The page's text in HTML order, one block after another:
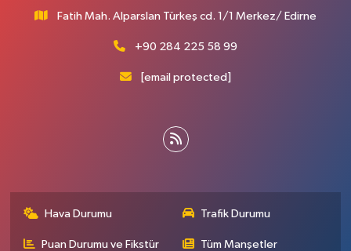
Fatih Mah. Alparslan Türkeş cd. 1/1 Merkez/ Edirne
+90 284 225 58 99
[email protected]
Hava Durumu Trafik Durumu
Puan Durumu ve Fikstür Tüm Manşetler